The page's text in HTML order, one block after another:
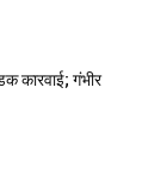
कारवाई; गंभीर